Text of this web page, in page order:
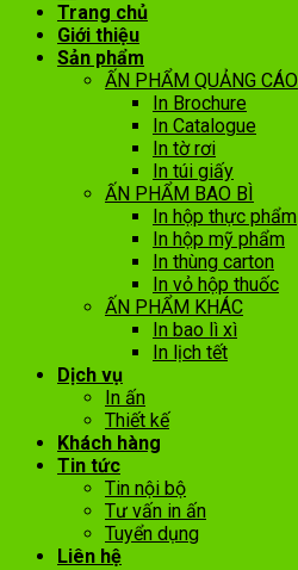
Trang chủ
Giới thiệu
Sản phẩm
ẤN PHẨM QUẢNG CÁO
In Brochure
In Catalogue
In tờ rơi
In túi giấy
ẤN PHẨM BAO BÌ
In hộp thực phẩm
In hộp mỹ phẩm
In thùng carton
In vỏ hộp thuốc
ẤN PHẨM KHÁC
In bao lì xì
In lịch tết
Dịch vụ
In ấn
Thiết kế
Khách hàng
Tin tức
Tin nội bộ
Tư vấn in ấn
Tuyển dụng
Liên hệ